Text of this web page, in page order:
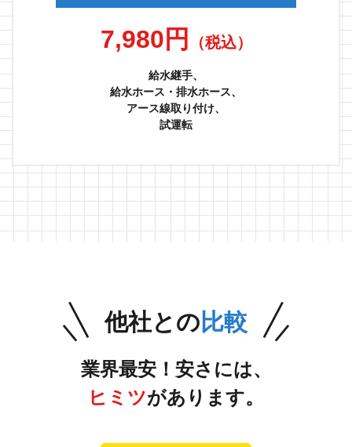
7,980円 （税込）
給水継手、
給水ホース・排水ホース、
アース線取り付け、
試運転
他社との 比較
業界最安！安さには、
ヒミツがあります。